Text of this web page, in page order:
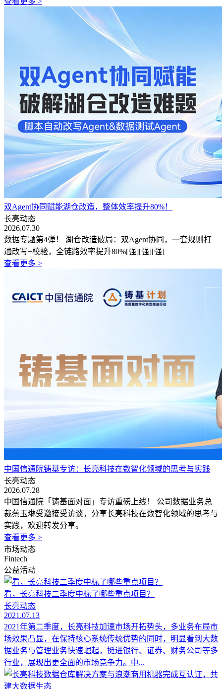
双Agent协同赋能湖仓改造，整体效率提升80%！
长亮动态
2026.07.30
数据专题第4弹！ 湖仓改造破局：双Agent协同，一套规则打
通改写+校验，全链路效率提升80%[强][强][强]
查看更多 >
中国信通院铸基专访：长亮科技在数智化领域的思考与实践
长亮动态
2026.07.28
中国信通院「铸基面对面」专访重磅上线！ 公司数据业务总
裁蔡玉琳受邀接受访谈，分享长亮科技在数智化领域的思考与
实践，欢迎转发分享。
查看更多 >
市场动态
Fintech
公益活动
看，长亮科技二季度中标了哪些重点项目？
长亮动态
2021.07.13
2021年第二季度，长亮科技加速市场开拓势头，多业务布局市
场效果凸显，在保持核心系统传统优势的同时，明显看到大数
据业务与管理业务快速崛起，挺进银行、证券、财务公司等多
行业，展现出更全面的市场竞争力。中...